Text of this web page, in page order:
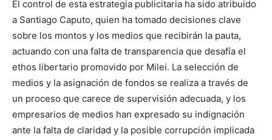
El control de esta estrategia publicitaria ha sido atribuido
a Santiago Caputo, quien ha tomado decisiones clave
sobre los montos y los medios que recibirán la pauta,
actuando con una falta de transparencia que desafía el
ethos libertario promovido por Milei. La selección de
medios y la asignación de fondos se realiza a través de
un proceso que carece de supervisión adecuada, y los
empresarios de medios han expresado su indignación
ante la falta de claridad y la posible corrupción implicada